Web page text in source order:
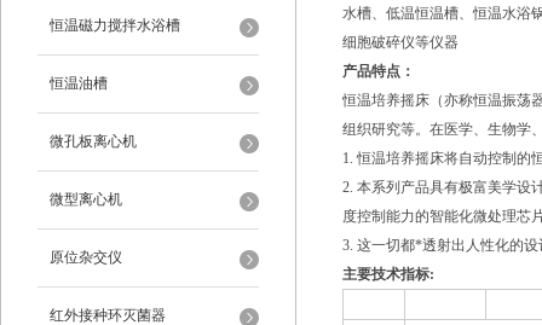
恒温磁力搅拌水浴槽
恒温油槽
微孔板离心机
微型离心机
原位杂交仪
红外接种环灭菌器
水槽、低温恒温槽、恒温水浴
细胞破碎仪等仪器
产品特点：
恒温培养摇床（亦称恒温振荡
组织研究等。在医学、生物学
1. 恒温培养摇床将自动控制的
2. 本系列产品具有极富美学设
度控制能力的智能化微处理芯
3. 这一切都*透射出人性化的
主要技术指标: